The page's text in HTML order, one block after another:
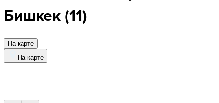
Бишкек(11)
На карте
На карте